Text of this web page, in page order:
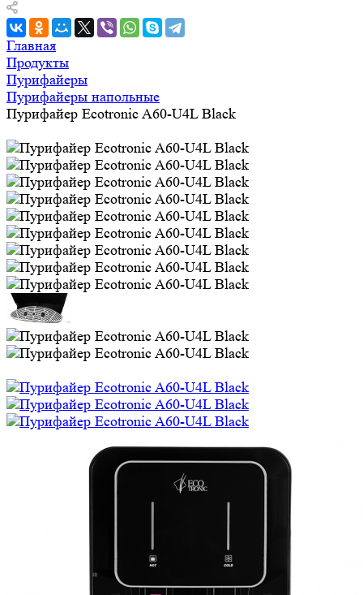
Главная
Продукты
Пурифайеры
Пурифайеры напольные
Пурифайер Ecotronic A60-U4L Black